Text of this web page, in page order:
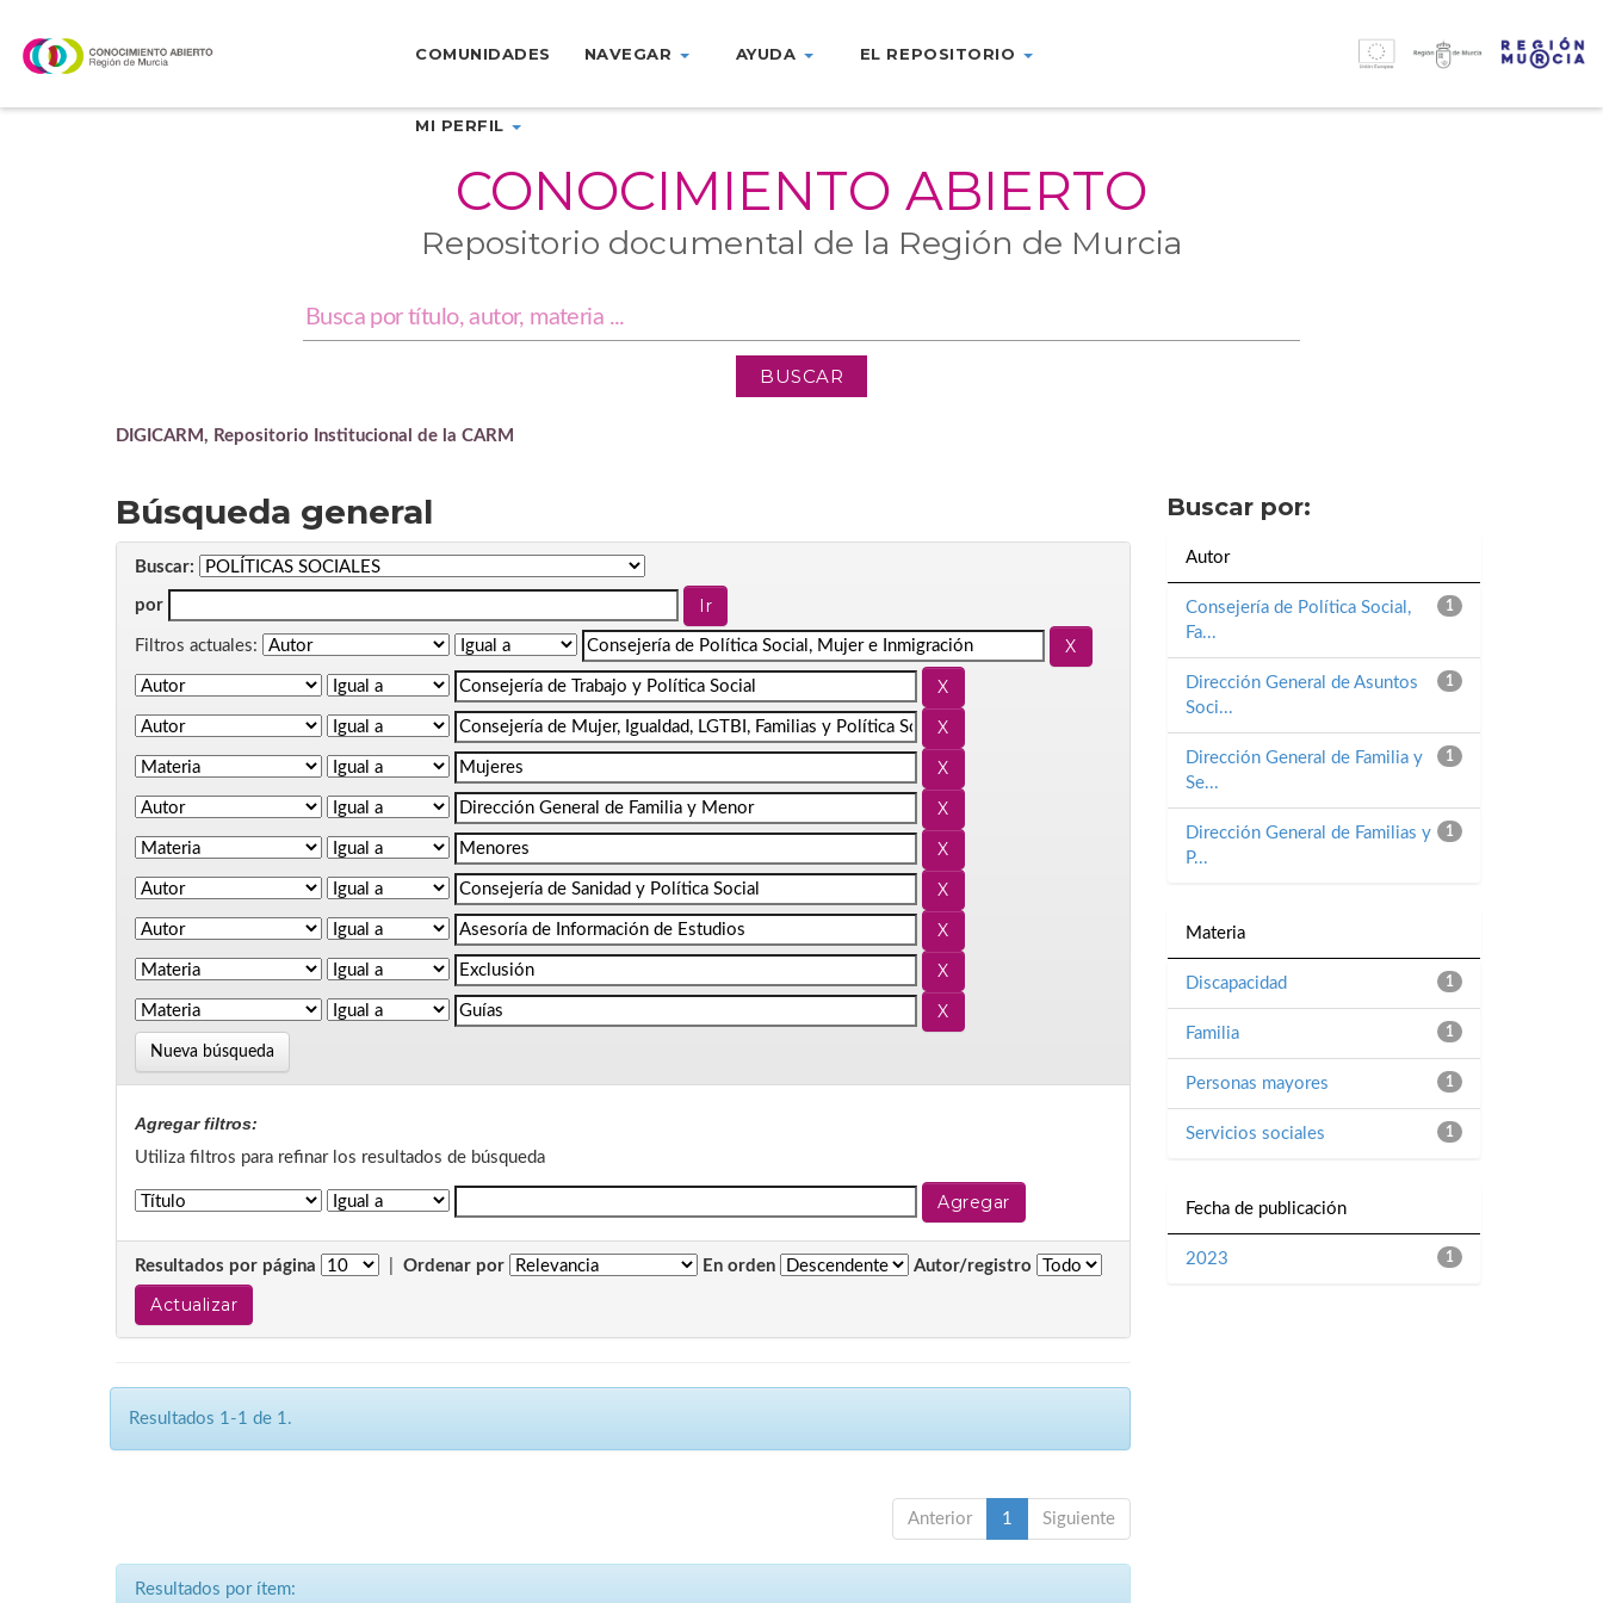
navigation
COMUNIDADES NAVEGAR AYUDA EL REPOSITORIO
MI PERFIL
CONOCIMIENTO ABIERTO
Repositorio documental de la Región de Murcia
DIGICARM, Repositorio Institucional de la CARM
Búsqueda general
Buscar:
por
Filtros actuales:
Nueva búsqueda
Agregar filtros:
Utiliza filtros para refinar los resultados de búsqueda
Resultados por página Ordenar por En orden Autor/registro
Resultados 1-1 de 1.
Anterior 1 Siguiente
Resultados por ítem:
Buscar por:
Autor
1
Consejería de Política Social,
Fa...
1
Dirección General de Asuntos
Soci...
1
Dirección General de Familia y
Se...
1
Dirección General de Familias y
P...
Materia
1
Discapacidad
1
Familia
1
Personas mayores
1
Servicios sociales
Fecha de publicación
1
2023